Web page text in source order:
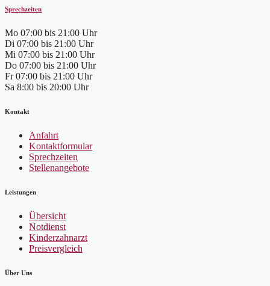
Sprechzeiten
Mo 07:00 bis 21:00 Uhr
Di 07:00 bis 21:00 Uhr
Mi 07:00 bis 21:00 Uhr
Do 07:00 bis 21:00 Uhr
Fr 07:00 bis 21:00 Uhr
Sa 8:00 bis 20:00 Uhr
Kontakt
Anfahrt
Kontaktformular
Sprechzeiten
Stellenangebote
Leistungen
Übersicht
Notdienst
Kinderzahnarzt
Preisvergleich
Über Uns